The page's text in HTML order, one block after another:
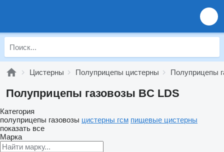
Цистерны Полуприцепы цистерны Полуприцепы
Полуприцепы газовозы BC LDS
Категория
полуприцепы газовозы цистерны гсм пищевые цистерны
показать все
Марка